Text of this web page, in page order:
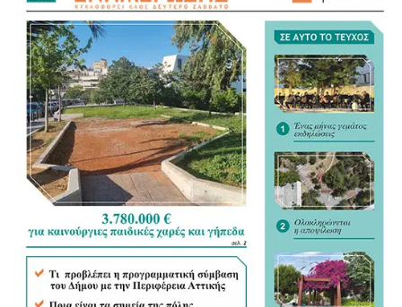
Οι συστηματικοί έλεγχοι συμβάλλουν ουσιαστικά στην
προστασία των κατοίκων, των πεζών και των οδηγών,
ενώ στέλνουν σαφές μήνυμα ότι επικίνδυνες και
παραβατικές συμπεριφορές δεν θα μένουν ανεξέλεγκτες.
Η Αγία Βαρβάρα αποκτά καθημερινά ισχυρότερη
αστυνομική παρουσία και ένα ενισχυμένο πλέγμα
ασφάλειας για όλους τους πολίτες.